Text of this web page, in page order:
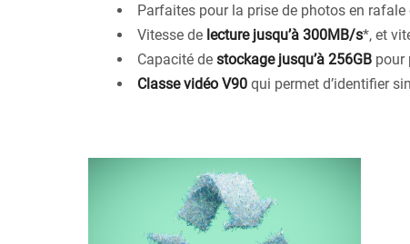
Parfaites pour la prise de photos en
Vitesse de lecture jusqu’à 300MB/s*, et
Capacité de stockage jusqu’à 256GB pour
Classe vidéo V90 qui permet d’identifier